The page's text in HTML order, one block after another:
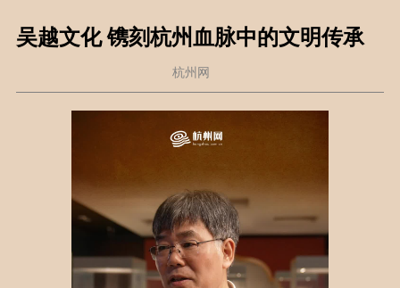
吴越文化 镌刻杭州血脉中的文明传承
杭州网